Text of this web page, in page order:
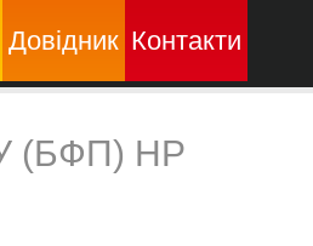
Довідник Контакти
(БФП) HP